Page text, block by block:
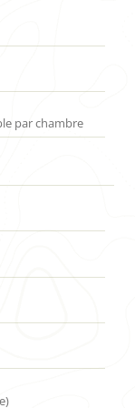
par chambre